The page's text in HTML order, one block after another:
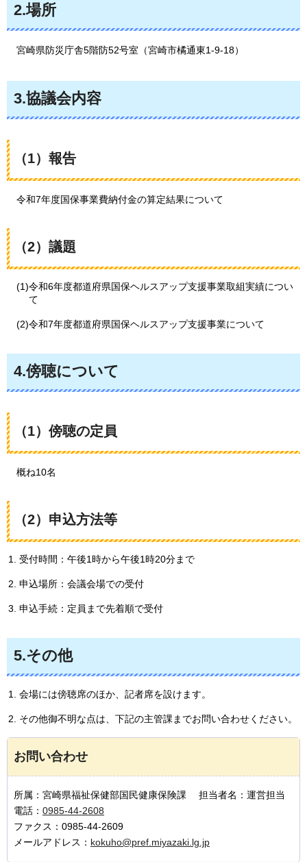
2.場所
宮崎県防災庁舎5階防52号室 （宮崎市橘通東1-9-18）
3.協議会内容
（1）報告
令和7年度国保事業費納付金の算定結果について
（2）議題
(1)令和6年度都道府県国保ヘルスアップ支援事業取組実績につい
て
(2)令和7年度都道府県国保ヘルスアップ支援事業について
4.傍聴について
（1）傍聴の定員
概ね10名
（2）申込方法等
受付時間：午後1時から午後1時20分まで
申込場所：会議会場での受付
申込手続：定員まで先着順で受付
5.その他
会場には傍聴席のほか、記者席を設けます。
その他御不明な点は、下記の主管課までお問い合わせください。
お問い合わせ
所属：宮崎県福祉保健部国民健康保険課 担当者名：運営担当
電話： 0985-44-2608
ファクス：0985-44-2609
メールアドレス： kokuho@pref.miyazaki.lg.jp